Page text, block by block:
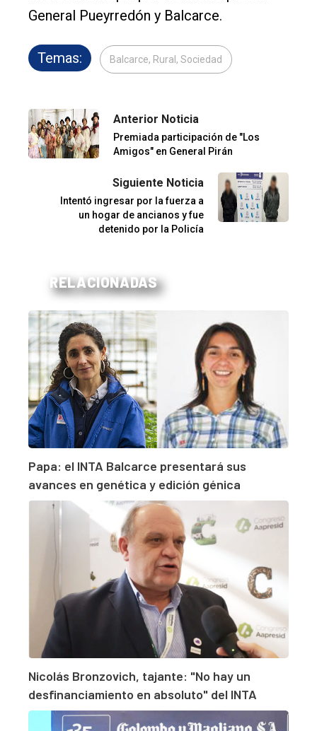
General Pueyrredón y Balcarce.
Temas: Balcarce, Rural, Sociedad
Anterior Noticia
Premiada participación de "Los
Amigos" en General Pirán
Siguiente Noticia
Intentó ingresar por la fuerza a
un hogar de ancianos y fue
detenido por la Policía
RELACIONADAS
Papa: el INTA Balcarce presentará sus
avances en genética y edición génica
Nicolás Bronzovich, tajante: "No hay un
desfinanciamiento en absoluto" del INTA